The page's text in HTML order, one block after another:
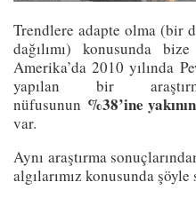
Trendlere adapte olma (bir
dağılımı) konusunda
Amerika’da 2010 yılında
yapılan bir
nüfusunun %38’ine yakının
var.
Aynı araştırma
algılarımız konusunda şöyle